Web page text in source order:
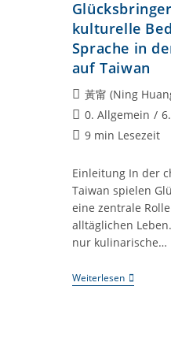
kulturelle
Sprache in
auf Taiwan
Beitrags-
Autor:
黃甯 (Ning
Beitrags-
Kategorie:
0. Allgemein /
Lesedauer:
9 min Lesezeit
Einleitung In der
Taiwan spielen
eine zentrale
alltäglichen
nur kulinarische…
Weiterlesen
Und